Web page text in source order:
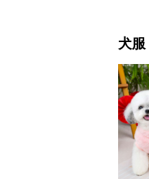
犬服